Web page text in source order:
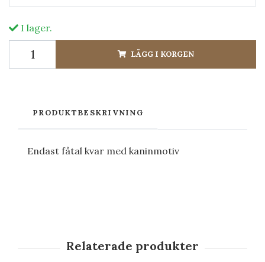
I lager.
LÄGG I KORGEN
PRODUKTBESKRIVNING
Endast fåtal kvar med kaninmotiv